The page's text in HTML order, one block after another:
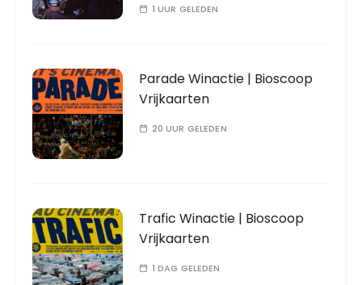
1 UUR GELEDEN
Parade Winactie | Bioscoop
Vrijkaarten
20 UUR GELEDEN
Trafic Winactie | Bioscoop
Vrijkaarten
1 DAG GELEDEN